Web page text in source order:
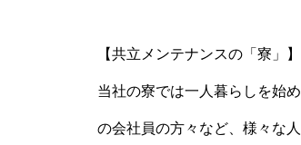
【共立メンテナンスの「寮」】
当社の寮では一人暮らしを始
の会社員の方々など、様々な